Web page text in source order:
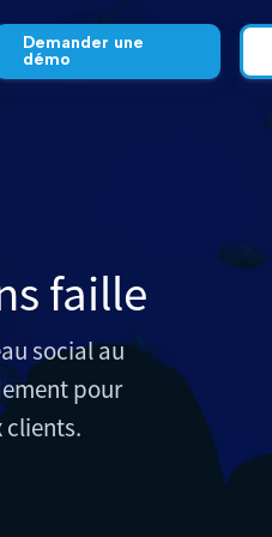
Demander une
démo
faille
social au
pour
clients.